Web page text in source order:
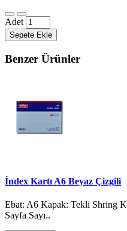
Adet
Sepete Ekle
Benzer Ürünler
İndex Kartı A6 Beyaz Çizgili
Ebat: A6 Kapak: Tekli Shring
Sayfa Sayı..